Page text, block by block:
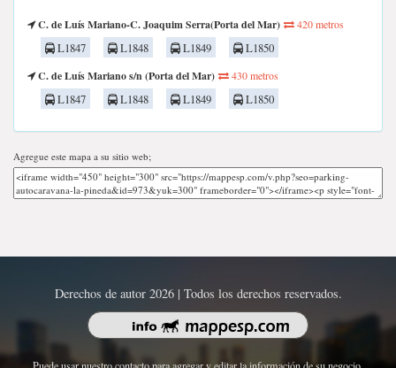
C. de Luís Mariano-C. Joaquim Serra(Porta del Mar) 420 metros
L1847 L1848 L1849
L1850
C. de Luís Mariano s/n (Porta del Mar)
430 metros
L1847 L1848 L1849 L1850
Agregue este mapa a su sitio web;
Derechos de autor 2026 | Todos los derechos reservados.
Puede usar nuestro contacto para agregar y editar la información de su negocio.